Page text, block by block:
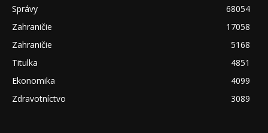
Správy
68054
Zahraničie
17058
Zahraničie
5168
Titulka
4851
Ekonomika
4099
Zdravotníctvo
3089